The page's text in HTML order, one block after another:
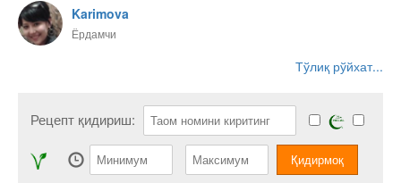
Karimova
Ёрдамчи
Тўлиқ рўйхат...
Рецепт қидириш: